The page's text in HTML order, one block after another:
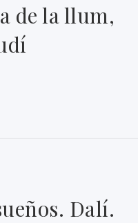
de la llum,
Dalí.